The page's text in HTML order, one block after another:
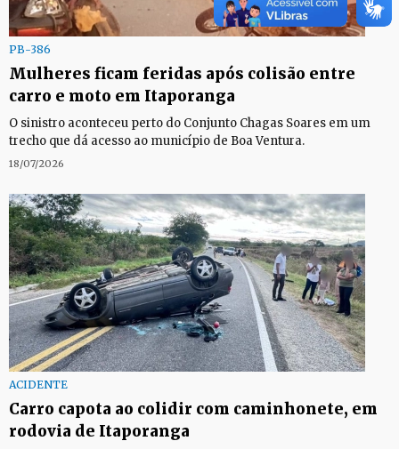
PB-386
Mulheres ficam feridas após colisão entre
carro e moto em Itaporanga
O sinistro aconteceu perto do Conjunto Chagas Soares em um
trecho que dá acesso ao município de Boa Ventura.
18/07/2026
ACIDENTE
Carro capota ao colidir com caminhonete, em
rodovia de Itaporanga